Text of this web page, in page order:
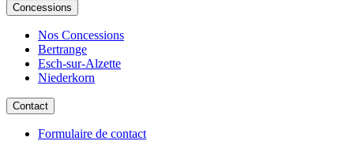
Concessions
Nos Concessions
Bertrange
Esch-sur-Alzette
Niederkorn
Contact
Formulaire de contact